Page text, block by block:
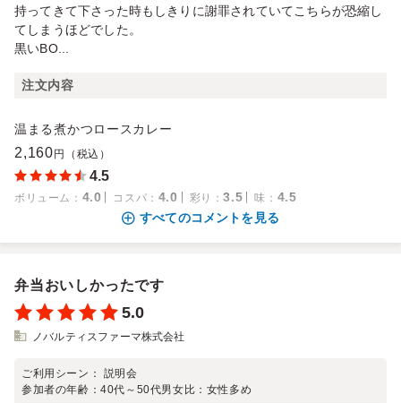
持ってきて下さった時もしきりに謝罪されていてこちらが恐縮し
てしまうほどでした。
黒いBO...
注文内容
温まる煮かつロースカレー
2,160 円（税込）
4.5
ボリューム ： 4.0 コスパ ： 4.0 彩り ：3.5 味 ： 4.5
すべてのコメントを見る
弁当おいしかったです
5.0
ノバルティスファーマ株式会社
ご利用シーン： 説明会
参加者の年齢：40代～50代男女比： 女性多め